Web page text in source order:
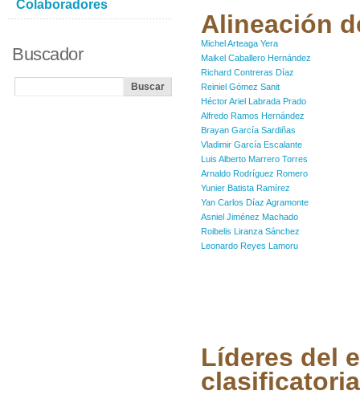
Alineación
Michel Arteaga Yera
Maikel Caballero Hernández
Richard Contreras Díaz
Reiniel Gómez Sanit
Héctor Ariel Labrada Prado
Alfredo Ramos Hernández
Brayan García Sardiñas
Vladimir García Escalante
Luis Alberto Marrero Torres
Arnaldo Rodríguez Romero
Yunier Batista Ramírez
Yan Carlos Díaz Agramonte
Asniel Jiménez Machado
Roibelis Liranza Sánchez
Leonardo Reyes Lamoru
Líderes del
clasificatoria
Colaboradores
Buscador